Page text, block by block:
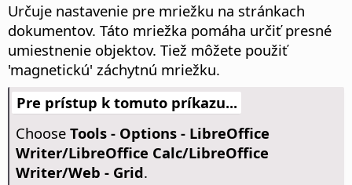
Určuje nastavenie pre mriežku na stránkach
dokumentov. Táto mriežka pomáha určiť presné
umiestnenie objektov. Tiež môžete použiť
'magnetickú' záchytnú mriežku.
Pre prístup k tomuto príkazu...
Choose Tools - Options- LibreOffice
Writer/LibreOffice Calc/LibreOffice
Writer/Web - Grid.